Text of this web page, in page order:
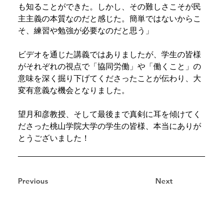
Previous Next
も知ることができた。しかし、その難しさこそが民
主主義の本質なのだと感じた。簡単ではないからこ
そ、練習や勉強が必要なのだと思う」
ビデオを通じた講義ではありましたが、学生の皆様
がそれぞれの視点で「協同労働」や「働くこと」の
意味を深く掘り下げてくださったことが伝わり、大
変有意義な機会となりました。
望月和彦教授、そして最後まで真剣に耳を傾けてく
ださった桃山学院大学の学生の皆様、本当にありが
とうございました！